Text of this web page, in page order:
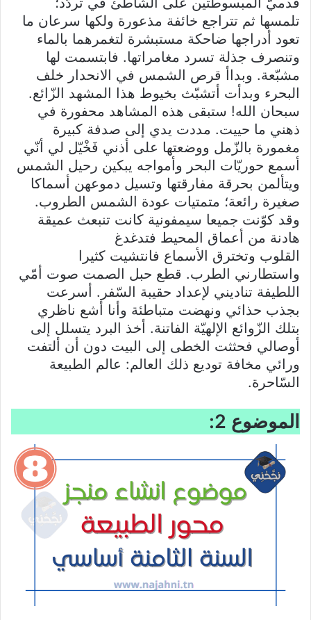
تلمسها ثم تتراجع خائفة مذعورة ولكها سرعان ما
تعود أدراجها ضاحكة مستبشرة لتغمرهما بالماء
وتنصرف جذلة تسرد مغامراتها. فابتسمت لها
مشبّعة. وبداأ قرص الشمس في الانحدار خلف
البحرء وبدأت أتشبّث بخيوط هذا المشهد الزّائع.
سبحان الله! ستبقى هذه المشاهد محفورة في
ذهني ما حييت. مددت يدي إلى صدفة كبيرة
مغمورة بالزّمل ووضعتها على أذني فَخْيّل لي أنّي
أسمع حوريّات البحر وأمواجه يبكين رحيل الشمس
ويتألمن بحرقة مفارقتها وتسيل دموعهن أسماكا
صغيرة رائعة؛ متمتيات عودة الشمس الطروب.
وقد كوّنت جميعا سيمفونية كانت تنبعث عميقة
هادنة من أعماق المحيط فتدغدغ
القلوب وتخترق الأسماع فانتشيت كثيرا
واستطارني الطرب. قطع حبل الصمت صوت أمّي
اللطيفة تناديني لإعداد حقيبة السّفر. أسرعت
بجذب حذائي ونهضت متباطئة وأنا أشع ناظري
بتلك الزّوائع الإلهيّة الفاتنة. أخذ البرد يتسلل إلى
أوصالي فحثثت الخطى إلى البيت دون أن ألتفت
ورائي مخافة توديع ذلك العالم: عالم الطبيعة
السّاحرة.
الموضوع 2: